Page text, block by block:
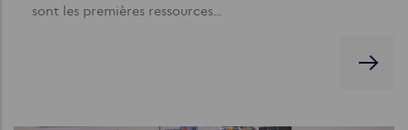
sont les premières ressources…